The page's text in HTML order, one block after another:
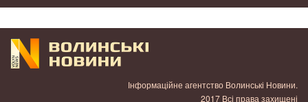
Інформаційне агентство Волинські Новини.
2017 Всі права захищені